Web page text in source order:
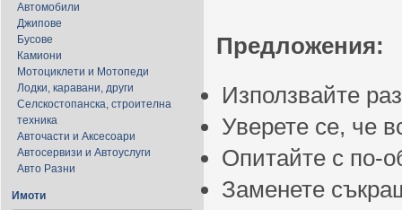
Автомобили
Джипове
Бусове
Камиони
Мотоциклети и Мотопеди
Лодки, каравани, други
Селскостопанска, строителна
техника
Авточасти и Аксесоари
Автосервизи и Автоуслуги
Авто Разни
Имоти
Предложения:
Използвайте
Уверете се, че
Опитайте с по-
Заменете